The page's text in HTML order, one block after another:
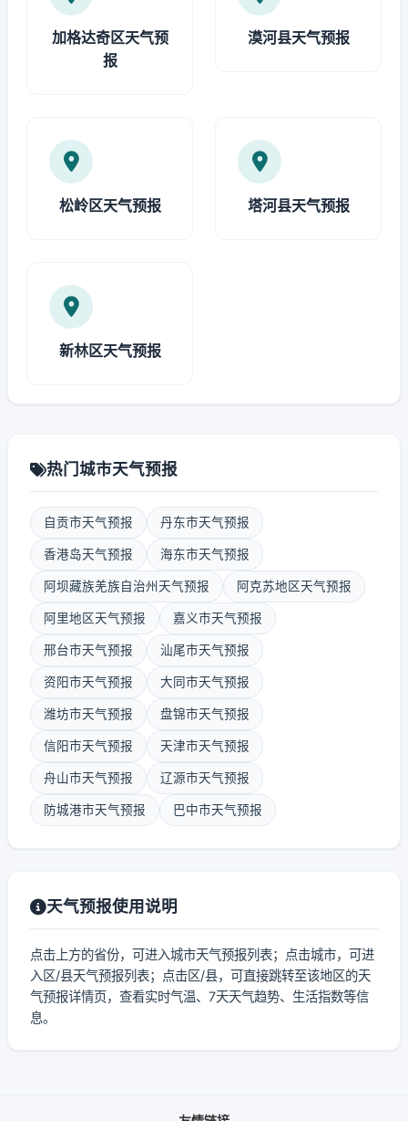
加格达奇区天气预
报
漠河县天气预报
松岭区天气预报 塔河县天气预报
新林区天气预报
热门城市天气预报
自贡市天气预报 丹东市天气预报
香港岛天气预报 海东市天气预报
阿坝藏族羌族自治州天气预报 阿克苏地区天气预报
阿里地区天气预报 嘉义市天气预报
邢台市天气预报 汕尾市天气预报
资阳市天气预报 大同市天气预报
潍坊市天气预报 盘锦市天气预报
信阳市天气预报 天津市天气预报
舟山市天气预报 辽源市天气预报
防城港市天气预报 巴中市天气预报
天气预报使用说明
点击上方的省份，可进入城市天气预报列表；点击城市，可进
入区/县天气预报列表；点击区/县，可直接跳转至该地区的天
气预报详情页，查看实时气温、7天天气趋势、生活指数等信
息。